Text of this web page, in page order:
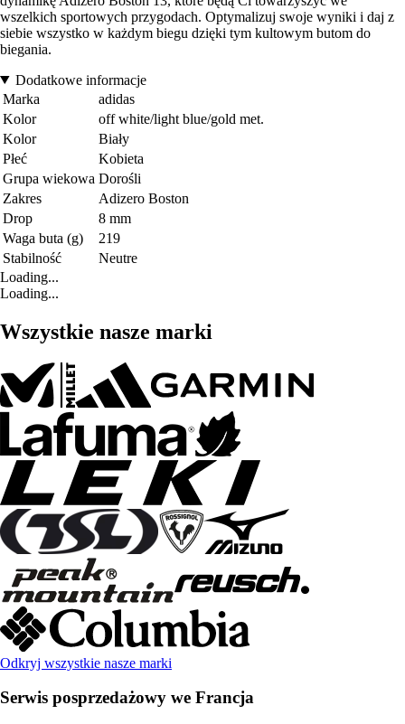
wszelkich sportowych przygodach. Optymalizuj swoje wyniki i daj z
siebie wszystko w każdym biegu dzięki tym kultowym butom do
biegania.
Dodatkowe informacje
Marka
adidas
Kolor
off white/light blue/gold met.
Kolor
Biały
Płeć
Kobieta
Grupa wiekowa Dorośli
Zakres
Adizero Boston
Drop
8 mm
Waga buta (g)
219
Stabilność
Neutre
Loading...
Loading...
Wszystkie nasze marki
Odkryj wszystkie nasze marki
Serwis posprzedażowy we Francja